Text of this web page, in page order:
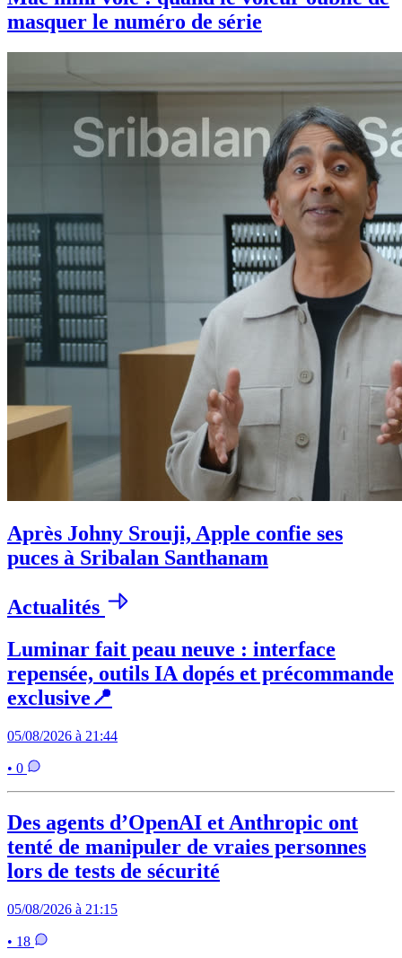
masquer le numéro de série
Après Johny Srouji, Apple confie ses
puces à Sribalan Santhanam
Actualités
Luminar fait peau neuve : interface
repensée, outils IA dopés et précommande
exclusive📍
05/08/2026 à 21:44
• 0
Des agents d’OpenAI et Anthropic ont
tenté de manipuler de vraies personnes
lors de tests de sécurité
05/08/2026 à 21:15
• 18